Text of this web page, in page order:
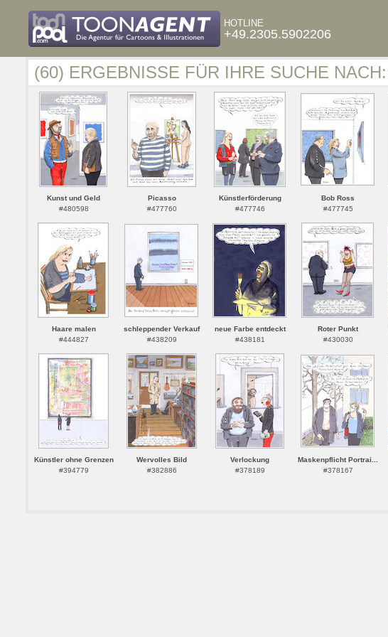
HOTLINE
+49.2305.5902206
(60) ERGEBNISSE FÜR IHRE SUCHE NACH:
Kunst und Geld
#480598
Picasso
#477760
Künstlerförderung
#477746
Bob Ross
#477745
Haare malen
#444827
schleppender Verkauf
#438209
neue Farbe entdeckt
#438181
Roter Punkt
#430030
Künstler ohne Grenzen
#394779
Wervolles Bild
#382886
Verlockung
#378189
Maskenpflicht Portrai...
#378167